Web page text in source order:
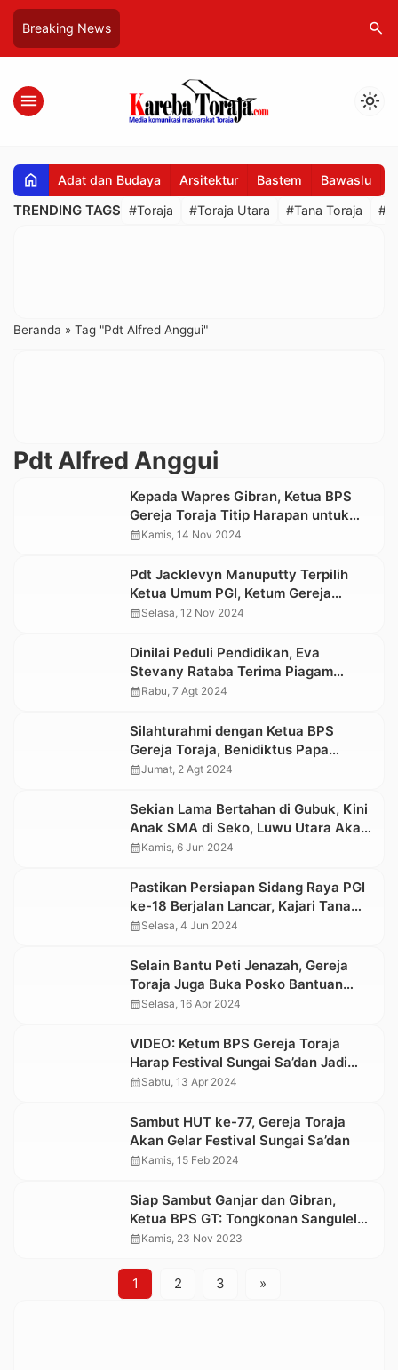
Breaking News search
menu light_mode
home Adat dan Budaya Arsitektur Bastem Bawaslu
TRENDING TAGS #Toraja #Toraja Utara #Tana Toraja
Beranda » Tag "Pdt Alfred Anggui"
Pdt Alfred Anggui
Kepada Wapres Gibran, Ketua BPS
Gereja Toraja Titip Harapan untuk
Kemajuan UKI Toraja
calendar_monthKamis, 14 Nov 2024
Pdt Jacklevyn Manuputty Terpilih
Ketua Umum PGI, Ketum Gereja
Toraja Ketua I
calendar_monthSelasa, 12 Nov 2024
Dinilai Peduli Pendidikan, Eva
Stevany Rataba Terima Piagam
Penghargaan dari YPKT
calendar_monthRabu, 7 Agt 2024
Silahturahmi dengan Ketua BPS
Gereja Toraja, Benidiktus Papa
Mohon Doa Restu
calendar_monthJumat, 2 Agt 2024
Sekian Lama Bertahan di Gubuk, Kini
Anak SMA di Seko, Luwu Utara Akan
Miliki Asrama
calendar_monthKamis, 6 Jun 2024
Pastikan Persiapan Sidang Raya PGI
ke-18 Berjalan Lancar, Kajari Tana
Toraja Kunjungi BPS Gereja Toraja
calendar_monthSelasa, 4 Jun 2024
Selain Bantu Peti Jenazah, Gereja
Toraja Juga Buka Posko Bantuan
Bencana Alam
calendar_monthSelasa, 16 Apr 2024
VIDEO: Ketum BPS Gereja Toraja
Harap Festival Sungai Sa’dan Jadi
Agenda Tahunan Pemprov Sulsel
calendar_monthSabtu, 13 Apr 2024
Sambut HUT ke-77, Gereja Toraja
Akan Gelar Festival Sungai Sa’dan
calendar_monthKamis, 15 Feb 2024
Siap Sambut Ganjar dan Gibran,
Ketua BPS GT: Tongkonan Sangulele
Adalah Rumah Bersama
calendar_monthKamis, 23 Nov 2023
1 2 3 »